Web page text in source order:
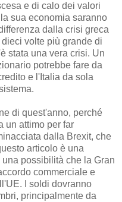
e di calo dei valori
sua economia saranno
dalla crisi greca
volte più grande di
stata una vera crisi. Un
potrebbe fare da
e l'Italia da sola
di quest'anno, perché
un attimo per far
dalla Brexit, che
articolo è una
possibilità che la Gran
commerciale e
I soldi dovranno
principalmente da